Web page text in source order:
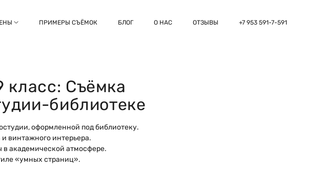
ПРИМЕРЫ СЪЁМОК БЛОГ О НАС ОТЗЫВЫ +7 953 591-7-591
класс: Съёмка
библиотеке
оформленной под библиотеку.
винтажного интерьера.
академической атмосфере.
«умных страниц».